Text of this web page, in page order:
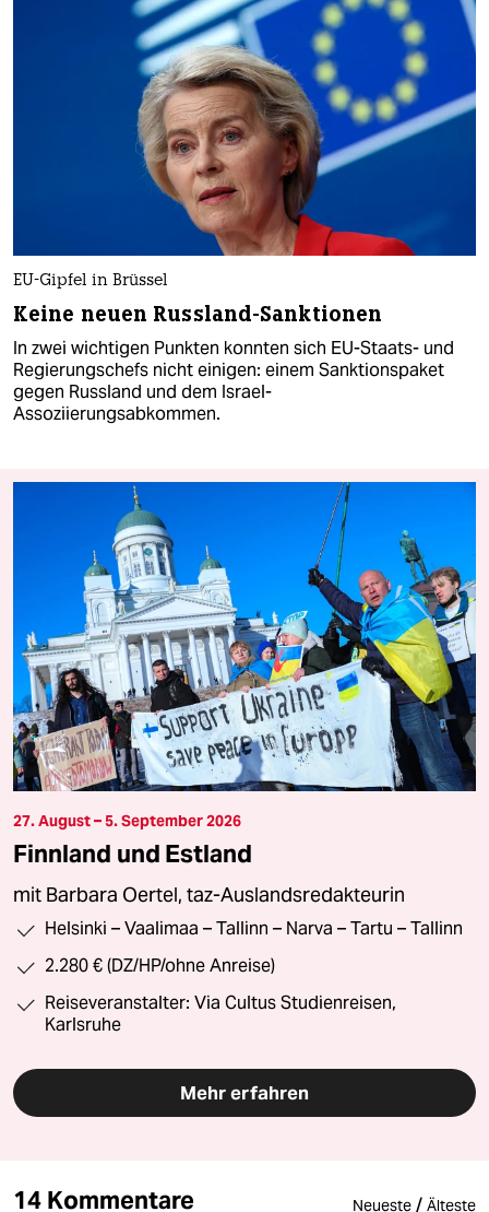
EU-Gipfel in Brüssel
Keine neuen Russland-Sanktionen
In zwei wichtigen Punkten konnten sich EU-Staats- und
Regierungschefs nicht einigen: einem Sanktionspaket
gegen Russland und dem Israel-
Assoziierungsabkommen.
27. August – 5. September 2026
Finnland und Estland
mit Barbara Oertel, taz-Auslandsredakteurin
Helsinki – Vaalimaa – Tallinn – Narva – Tartu – Tallinn
2.280 € (DZ/HP/ohne Anreise)
Reiseveranstalter: Via Cultus Studienreisen,
Karlsruhe
Mehr erfahren
14 Kommentare Neueste / Älteste